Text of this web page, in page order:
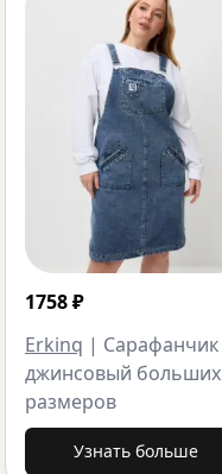
1758₽
Erkinq | Сарафанчик
джинсовый больших
размеров
Узнать больше